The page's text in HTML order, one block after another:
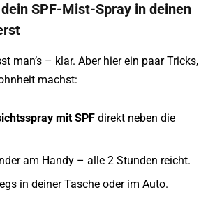
SPF-Mist-Spray in deinen
man’s – klar. Aber hier ein paar Tricks,
machst:
mit SPF direkt neben die
am Handy – alle 2 Stunden reicht.
in deiner Tasche oder im Auto.